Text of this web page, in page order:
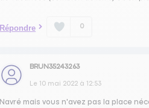
Répondre 0
BRUN35243263
Le 10 mai 2022 à 12:53
Navré mais vous n'avez pas la place